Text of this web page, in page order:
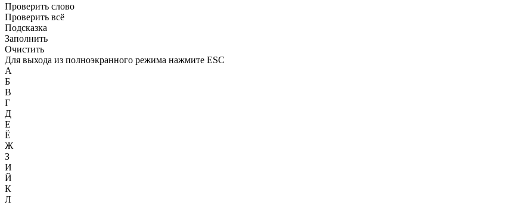
Проверить слово
Проверить всё
Подсказка
Заполнить
Очистить
Для выхода из полноэкранного режима нажмите ESC
А
Б
В
Г
Д
Е
Ё
Ж
З
И
Й
К
Л